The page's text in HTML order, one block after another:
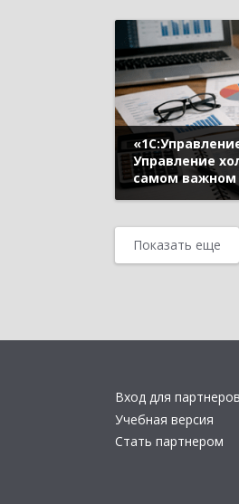
Управление
самом важном
1С:ERP 17
Показать еще
Вход для
Учебная версия
Стать партнером